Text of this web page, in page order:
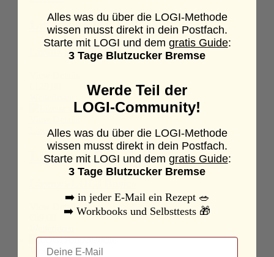
Lizenz »LOGI Plus«
Lizenz »LOGI Plus«
Lizenzen
Lizenz »LOGI Basic«
View Details
View Details
Alles was du über die LOGI-Methode
wissen musst direkt in dein Postfach.
Starte mit LOGI und dem gratis Guide:
3 Tage Blutzucker Bremse
Werde Teil der
LOGI-Community!
Alles was du über die LOGI-Methode
wissen musst direkt in dein Postfach.
Starte mit LOGI und dem gratis Guide:
3 Tage Blutzucker Bremse
➡️ in jeder E-Mail ein Rezept 🥗
➡️ Workbooks und Selbsttests 🎁
Email